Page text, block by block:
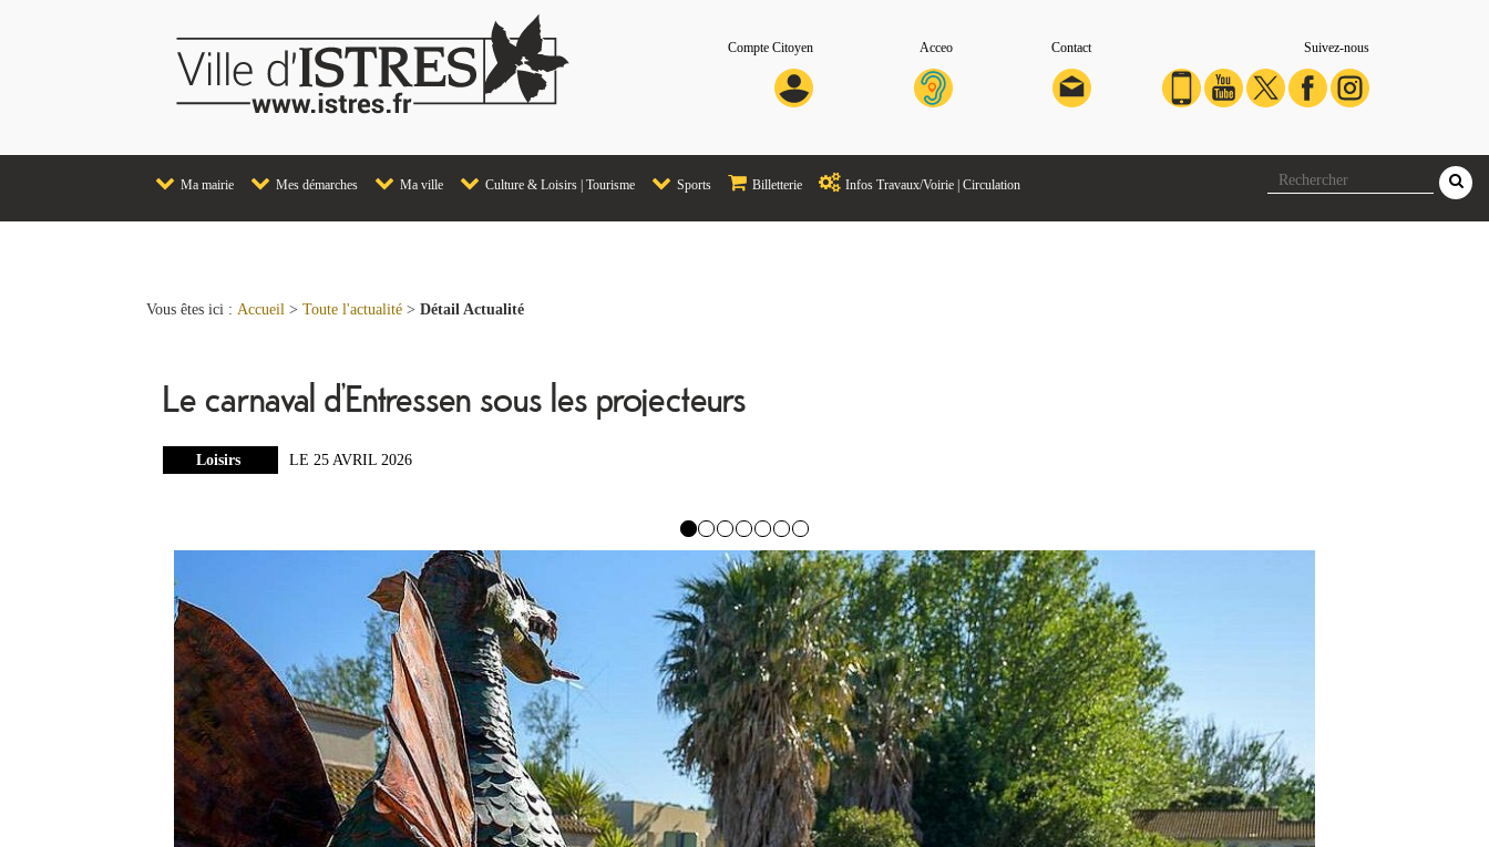
Compte Citoyen Acceo Contact Suivez-nous
Ma mairie Mes démarches Ma ville Culture & Loisirs | Tourisme Sports Billetterie Infos Travaux/Voirie | Circulation
Vous êtes ici : Accueil > Toute l'actualité > Détail Actualité
Le carnaval d’Entressen sous les projecteurs
Loisirs LE 25 AVRIL 2026